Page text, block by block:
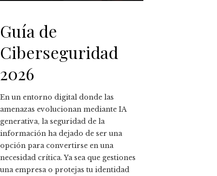
Guía de
Ciberseguridad
2026
En un entorno digital donde las
amenazas evolucionan mediante IA
generativa, la seguridad de la
información ha dejado de ser una
opción para convertirse en una
necesidad crítica. Ya sea que gestiones
una empresa o protejas tu identidad